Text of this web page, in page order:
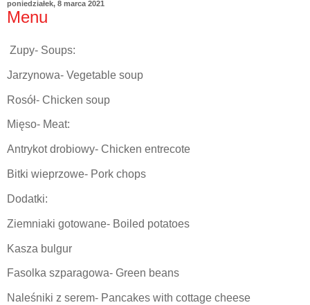
poniedziałek, 8 marca 2021
Menu
Zupy- Soups:
Jarzynowa- Vegetable soup
Rosół- Chicken soup
Mięso- Meat:
Antrykot drobiowy- Chicken entrecote
Bitki wieprzowe- Pork chops
Dodatki:
Ziemniaki gotowane- Boiled potatoes
Kasza bulgur
Fasolka szparagowa- Green beans
Naleśniki z serem- Pancakes with cottage cheese